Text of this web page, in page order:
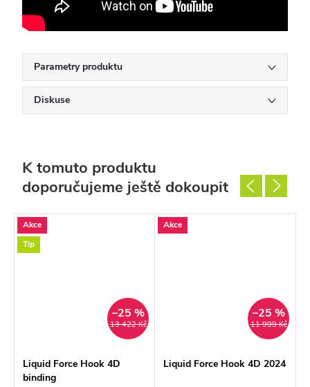
Parametry produktu
Diskuse
K tomuto produktu
doporučujeme ještě dokoupit
Akce
Tip
13 422 Kč
–25 %
Liquid Force Hook 4D
binding
Akce
11 999 Kč
–25 %
Liquid Force Hook 4D 2024